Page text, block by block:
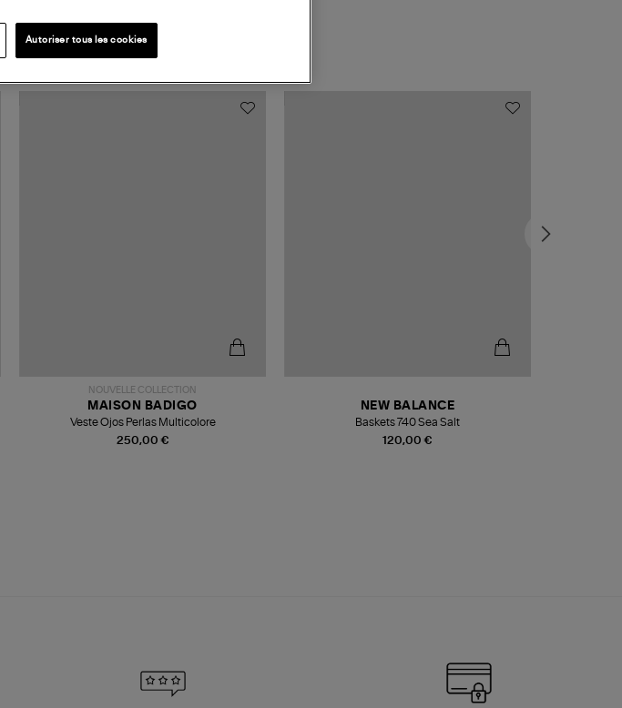
NOUVELLE COLLECTION
250,00 €
MAISON BADIGO
Veste Ojos Perlas Multicolore
120,00 €
NEW BALANCE
Baskets 740 Sea Salt
Autoriser tous les cookies